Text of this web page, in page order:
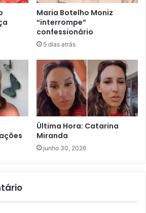
Maria Botelho Moniz
“interrompe”
confessionário
5 dias atrás
Última Hora: Catarina
Miranda
junho 30, 2026